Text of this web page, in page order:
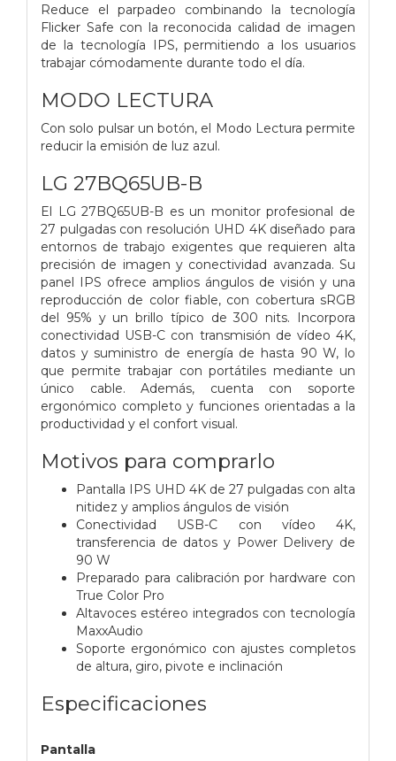
Reduce el parpadeo combinando la tecnología
Flicker Safe con la reconocida calidad de imagen
de la tecnología IPS, permitiendo a los usuarios
trabajar cómodamente durante todo el día.
MODO LECTURA
Con solo pulsar un botón, el Modo Lectura permite
reducir la emisión de luz azul.
LG 27BQ65UB-B
El LG 27BQ65UB-B es un monitor profesional de
27 pulgadas con resolución UHD 4K diseñado para
entornos de trabajo exigentes que requieren alta
precisión de imagen y conectividad avanzada. Su
panel IPS ofrece amplios ángulos de visión y una
reproducción de color fiable, con cobertura sRGB
del 95% y un brillo típico de 300 nits. Incorpora
conectividad USB-C con transmisión de vídeo 4K,
datos y suministro de energía de hasta 90 W, lo
que permite trabajar con portátiles mediante un
único cable. Además, cuenta con soporte
ergonómico completo y funciones orientadas a la
productividad y el confort visual.
Motivos para comprarlo
Pantalla IPS UHD 4K de 27 pulgadas con alta
nitidez y amplios ángulos de visión
Conectividad USB-C con vídeo 4K,
transferencia de datos y Power Delivery de
90 W
Preparado para calibración por hardware con
True Color Pro
Altavoces estéreo integrados con tecnología
MaxxAudio
Soporte ergonómico con ajustes completos
de altura, giro, pivote e inclinación
Especificaciones
Pantalla